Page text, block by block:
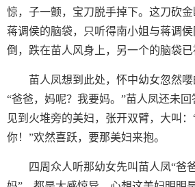
惊，子一颤，宝刀脱手掉下。这刀砍
蒋调侯的脑袋，只听得南小姐与蒋调
倒，跌在苗人风身上，另一个的脑袋已
苗人凤想到此处，怀中幼女忽然嘤
“爸爸，妈呢？我要妈。”苗人凤还未回
见到火堆旁的美妇，张开双臂，大叫
你！”欢然喜跃，要那美妇来抱。
四周众人听那幼女先叫苗人凤“爸